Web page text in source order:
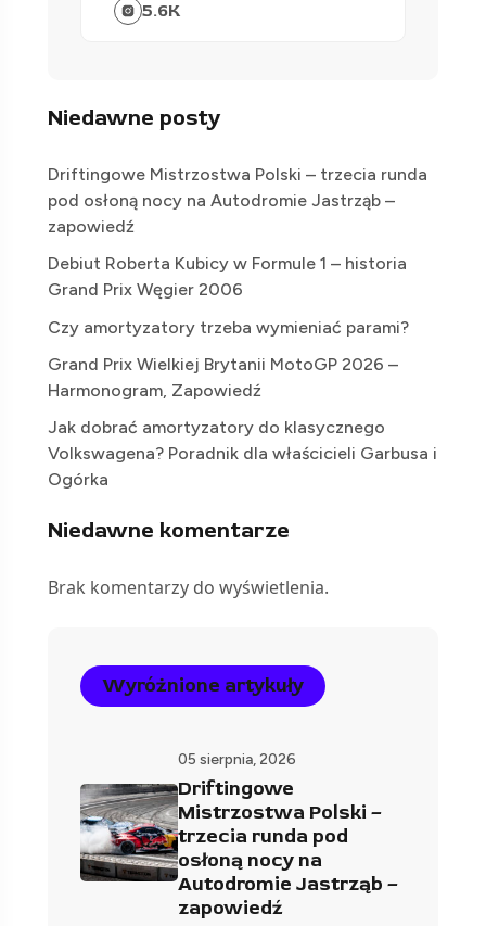
5.6K
Niedawne posty
Driftingowe Mistrzostwa Polski – trzecia runda
pod osłoną nocy na Autodromie Jastrząb –
zapowiedź
Debiut Roberta Kubicy w Formule 1 – historia
Grand Prix Węgier 2006
Czy amortyzatory trzeba wymieniać parami?
Grand Prix Wielkiej Brytanii MotoGP 2026 –
Harmonogram, Zapowiedź
Jak dobrać amortyzatory do klasycznego
Volkswagena? Poradnik dla właścicieli Garbusa i
Ogórka
Niedawne komentarze
Brak komentarzy do wyświetlenia.
Wyróżnione artykuły
05 sierpnia, 2026
Driftingowe
Mistrzostwa Polski –
trzecia runda pod
osłoną nocy na
Autodromie Jastrząb –
zapowiedź